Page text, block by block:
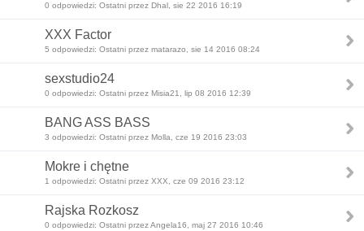
0 odpowiedzi: Ostatni przez Dhal, sie 22 2016 16:19
XXX Factor
5 odpowiedzi: Ostatni przez matarazo, sie 14 2016 08:24
sexstudio24
0 odpowiedzi: Ostatni przez Misia21, lip 08 2016 12:39
BANG ASS BASS
3 odpowiedzi: Ostatni przez Molla, cze 19 2016 23:03
Mokre i chętne
1 odpowiedzi: Ostatni przez XXX, cze 09 2016 23:12
Rajska Rozkosz
0 odpowiedzi: Ostatni przez Angela16, maj 27 2016 10:46